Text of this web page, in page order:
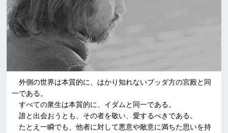
外側の世界は本質的に、はかり知れないブッダ方の宮殿と同
一である。
すべての衆生は本質的に、イダムと同一である。
誰と出会おうとも、その者を敬い、愛するべきである。
たとえ一瞬でも、他者に対して悪意や敵意に満ちた思いを持